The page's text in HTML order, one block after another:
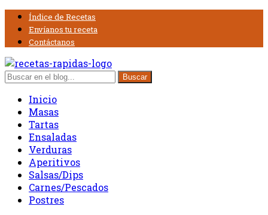
Índice de Recetas
Envíanos tu receta
Contáctanos
Inicio
Masas
Tartas
Ensaladas
Verduras
Aperitivos
Salsas/Dips
Carnes/Pescados
Postres